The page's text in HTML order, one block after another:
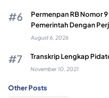
Permenpan RB Nomor
Pemerintah Dengan
August 6, 2026
Transkrip Lengkap
November 10, 2021
Other Posts